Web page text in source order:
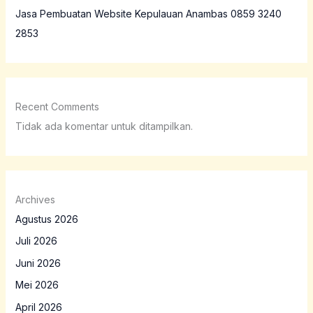
Jasa Pembuatan Website Kepulauan Anambas 0859 3240
2853
Recent Comments
Tidak ada komentar untuk ditampilkan.
Archives
Agustus 2026
Juli 2026
Juni 2026
Mei 2026
April 2026